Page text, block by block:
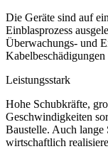
Die Geräte sind auf
Einblasprozess
Überwachungs- und
Kabelbeschädigungen
Leistungsstark
Hohe Schubkräfte,
Geschwindigkeiten
Baustelle. Auch lange
wirtschaftlich